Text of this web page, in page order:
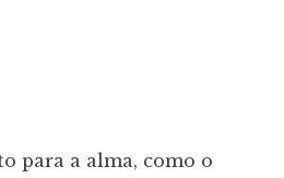
para a alma, como o